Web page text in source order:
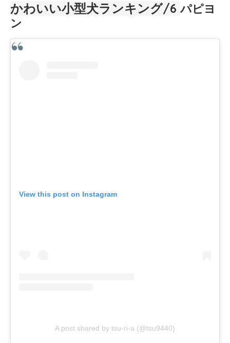
かわいい小型犬ランキング/6パピヨ
ン
View this post on Instagram
A post shared by tsu-ri-a (@tsu9440)